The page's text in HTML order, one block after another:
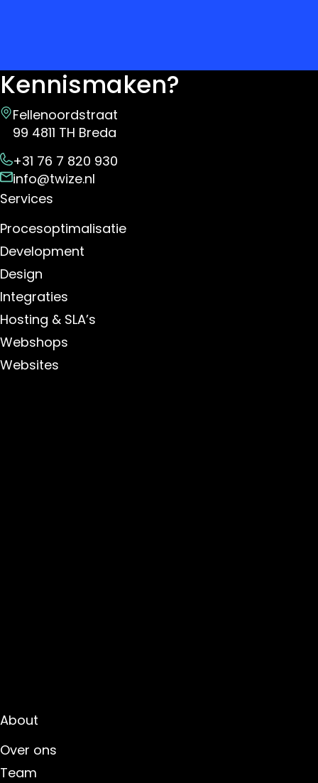
Kennismaken?
Fellenoordstraat
99 4811 TH Breda
+31 76 7 820 930
info@twize.nl
Services
Procesoptimalisatie
Development
Design
Integraties
Hosting & SLA’s
Webshops
Websites
About
Over ons
Team